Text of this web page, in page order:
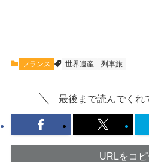
フランス 世界遺産 列車旅
最後まで読んでくれ
URLをコ